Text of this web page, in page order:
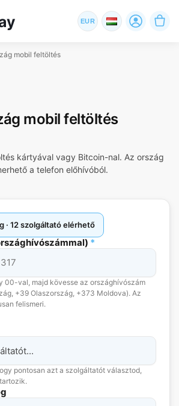
EUR
mobil feltöltés
mobil feltöltés
kártyával vagy Bitcoin-nal. Az ország
a telefon előhívóból.
· 12 szolgáltató elérhető
*
00-val, majd kövesse az országhívószám
+39 Olaszország, +373 Moldova). Az
felismeri.
pontosan azt a szolgáltatót választod,